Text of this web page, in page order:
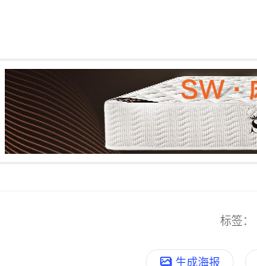
标签：
生成海报